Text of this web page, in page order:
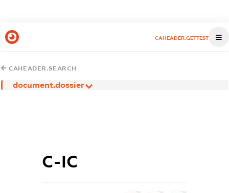
CAHEADER.GETTEST
CAHEADER.SEARCH
document.dossier
С-ІС